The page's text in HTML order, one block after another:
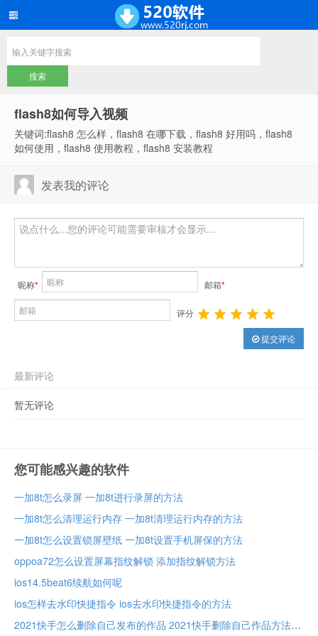
flash8如何导入视频
关键词:flash8 怎么样，flash8 在哪下载，flash8 好用吗，flash8
如何使用，flash8 使用教程，flash8 安装教程
发表我的评论
昵称* 邮箱*
评分
提交评论
最新评论
暂无评论
您可能感兴趣的软件
一加8t怎么录屏 一加8t进行录屏的方法
一加8t怎么清理运行内存 一加8t清理运行内存的方法
一加8t怎么设置锁屏壁纸 一加8t设置手机屏保的方法
oppoa72怎么设置屏幕指纹解锁 添加指纹解锁方法
ios14.5beat6续航如何呢
ios怎样去水印快捷指令 ios去水印快捷指令的方法
2021快手怎么删除自己发布的作品 2021快手删除自己作品方法